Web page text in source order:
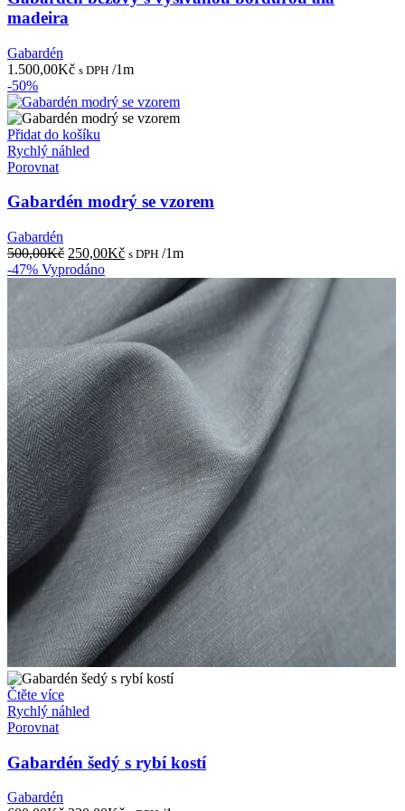
madeira
Gabardén
1.500,00Kč s DPH /1m
-50%
Přidat do košíku
Rychlý náhled
Porovnat
Gabardén modrý se vzorem
Gabardén
500,00Kč Původní
cena
500,00Kč.
250,00KčAktuální
250,00Kč.
s DPH /1m
-47% Vyprodáno
Čtěte více
Rychlý náhled
Porovnat
Gabardén šedý s rybí kostí
Gabardén